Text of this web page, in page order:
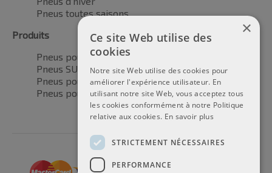
Pneus toutes saisons
Produits
Pneus pour voitures
Pneus SUV / 4x4
Pneus pour camionnettes
Pneus pour motos
×
Ce site Web utilise des
cookies
Notre site Web utilise des cookies pour
améliorer l'expérience utilisateur. En
utilisant notre site Web, vous acceptez tous
les cookies conformément à notre Politique
relative aux cookies. En savoir plus
STRICTEMENT NÉCESSAIRES
PERFORMANCE